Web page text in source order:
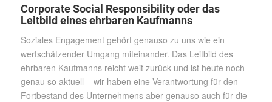
Corporate Social Responsibility oder das
Leitbild eines ehrbaren Kaufmanns
Soziales Engagement gehört genauso zu uns wie ein
wertschätzender Umgang miteinander. Das Leitbild des
ehrbaren Kaufmanns reicht weit zurück und ist heute noch
genau so aktuell – wir haben eine Verantwortung für den
Fortbestand des Unternehmens aber genauso auch für die